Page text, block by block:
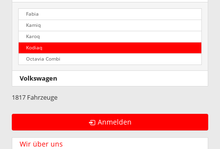
Fabia
Kamiq
Karoq
Kodiaq
Octavia Combi
Volkswagen
1817 Fahrzeuge
Anmelden
Wir über uns